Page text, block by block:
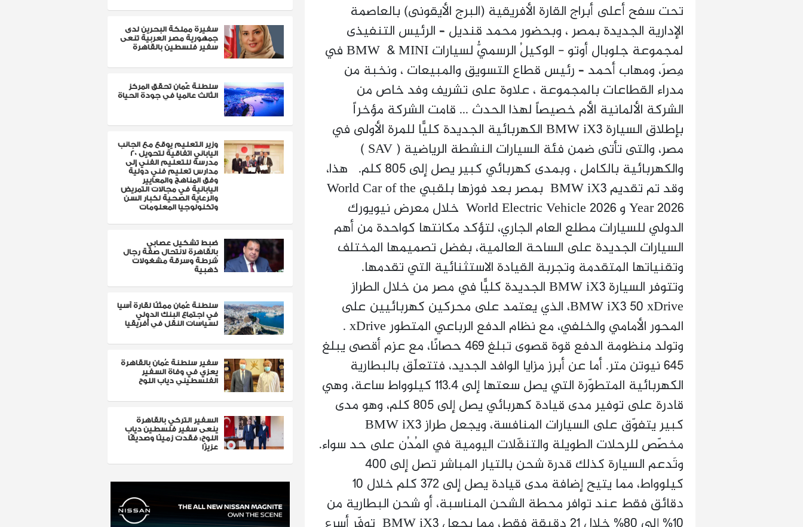
تحت سفح أعلى أبراج القارة الأفريقية (البرج الأيقونى) بالعاصمة
الإدارية الجديدة بمصر ، وبحضور محمد قنديل – الرئيس التنفيذى
لمجموعة جلوبال أوتو - الوكيلُ الرسميُّ لسيارات BMW & MINI في
مِصرَ، ومهاب أحمد – رئيس قطاع التسويق والمبيعات ، ونخبة من
مدراء القطاعات بالمجموعة ، علاوة على تشريف وفد خاص من
الشركة الألمانية الأم خصيصاً لهذا الحدث ... قامت الشركة مؤخراً
بإطلاق السيارة BMW iX3 الكهربائية الجديدة كليًّا للمرة الأولى في
مصر، والتى تأتى ضمن فئة السيارات النشطة الرياضية ( SAV )
والكهربائية بالكامل ، وبمدى كهربائي كبير يصل إلى 805 كلم. هذا،
وقد تم تقديم BMW iX3 بمصر بعد فوزها بلقبي World Car of the
Year 2026 و World Electric Vehicle 2026 خلال معرض نيويورك
الدولي للسيارات مطلع العام الجاري، لتؤكد مكانتها كواحدة من أهم
السيارات الجديدة على الساحة العالمية، بفضل تصميمها المختلف
وتقنياتها المتقدمة وتجربة القيادة الاستثنائية التي تقدمها.
وتتوفر السيارة BMW iX3 الجديدة كليًّا في مصر من خلال الطراز
BMW iX3 50 xDrive، الذي يعتمد على محركين كهربائيين على
المحور الأمامي والخلفي، مع نظام الدفع الرباعي المتطور xDrive .
وتولد منظومة الدفع قوة قصوى تبلغ 469 حصانًا، مع عزم أقصى يبلغ
645 نيوتن متر. أما عن أبرز مزايا الوافد الجديد، فتتعلّق بالبطارية
الكهربائية المتطوّرة التي يصل سعتها إلى 113.4 كيلوواط ساعة، وهي
قادرة على توفير مدى قيادة كهربائي يصل إلى 805 كلم، وهو مدى
مخصّص للرحلات الطويلة والتنقّلات اليومية في المُدُن على حد سواء.
وتَدعم السيارة كذلك قدرة شحن بالتيار المباشر تصل إلى 400
كيلوواط، مما يتيح إضافة مدى قيادة يصل إلى 372 كلم خلال 10
دقائق فقط عند توافر محطة الشحن المناسبة، أو شحن البطارية من
سفيرة مملكة البحرين لدى
جمهورية مصر العربية تنعى
سفير فلسطين بالقاهرة
سلطنة عٌمان تحقق المركز
الثالث عالميا في جودة الحياة
وزير التعليم يوقع مع الجانب
الياباني اتفاقية لتحويل 20
مدرسة للتعليم الفني إلى
مدارس تعليم فني دولية
وفق المناهج والمعايير
اليابانية في مجالات التمريض
والرعاية الصحية لكبار السن
وتكنولوجيا المعلومات
ضبط تشكيل عصابي
بالقاهرة لانتحال صفة رجال
شرطة وسرقة مشغولات
ذهبية
سلطنة عُمان ممثلًا لقارة آسيا
في اجتماع البنك الدولي
لسياسات النقل في أفريقيا
سفير سلطنة عُمان بالقاهرة
يعزي في وفاة السفير
الفلسطيني دياب اللوح
السفير التركي بالقاهرة
ينعى سفير فلسطين دياب
اللوح: فقدت زميلًا وصديقًا
عزيزًا